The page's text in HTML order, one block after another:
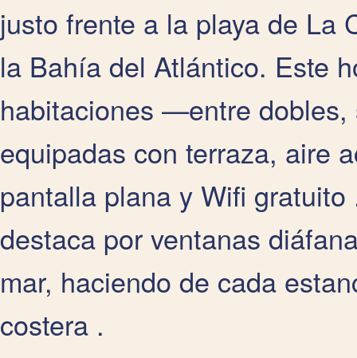
justo frente a la playa de La
la Bahía del Atlántico. Este
habitaciones —entre
equipadas con terraza, aire
pantalla plana y Wifi
destaca por ventanas
mar, haciendo de cada
costera .